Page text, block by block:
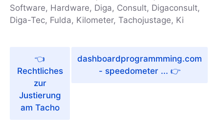
Software, Hardware, Diga, Consult, Digaconsult,
Diga-Tec, Fulda, Kilometer, Tachojustage, Ki
Rechtliches
zur
Justierung
am Tacho
dashboardprogrammming.com
- speedometer ...